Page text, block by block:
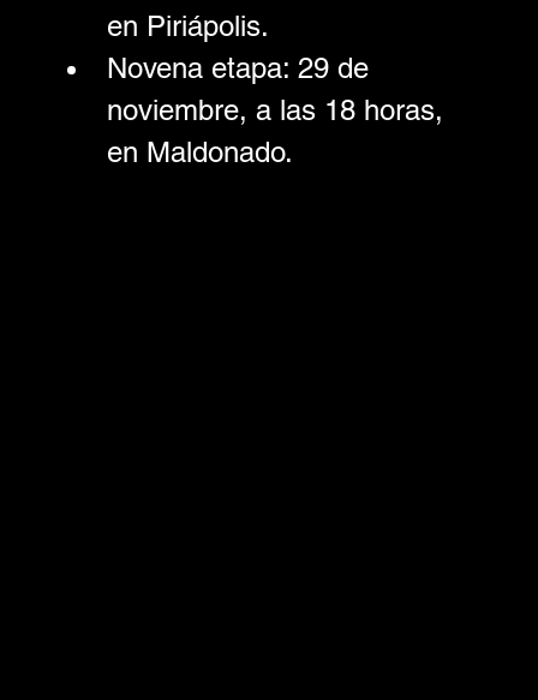
en Piriápolis.
Novena etapa: 29 de
noviembre, a las 18 horas,
en Maldonado.